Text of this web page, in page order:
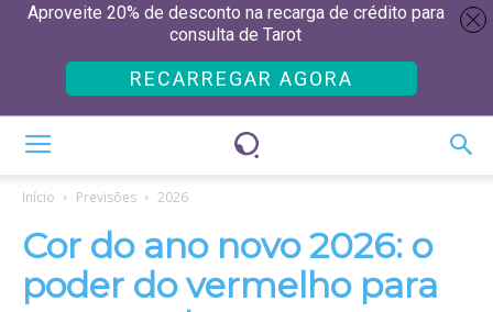
Início Previsões 2026
Cor do ano novo 2026: o
poder do vermelho para
Aproveite 20% de desconto na recarga de crédito para
consulta de Tarot
RECARREGAR AGORA